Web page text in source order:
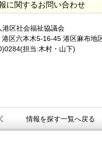
に関するお問い合わせ
港区社会福祉協議会
区六本木5-16-45 港区麻布地
担当:木村・山下)
情報を探す一覧へ戻る